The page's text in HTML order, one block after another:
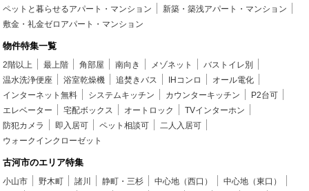
ペットと暮らせるアパート・マンション
新築・築浅アパート・マンション
敷金・礼金ゼロアパート・マンション
物件特集一覧
2階以上 最上階 角部屋 南向き メゾネット
バストイレ別
温水洗浄便座
浴室乾燥機 追焚きバス IHコンロ
オール電化
インターネット無料
システムキッチン カウンターキッチン
P2台可
エレベーター
宅配ボックス オートロック
TVインターホン
防犯カメラ
即入居可 ペット相談可
二人入居可
ウォークインクローゼット
古河市のエリア特集
小山市 野木町 諸川 静町・三杉 中心地（西口）
中心地（東口）